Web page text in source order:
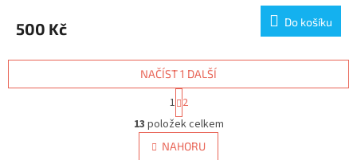
500 Kč Do košíku
O
v
l
NAČÍST 1 DALŠÍ
S
t
r
á
n
1 2
13 položek celkem
NAHORU